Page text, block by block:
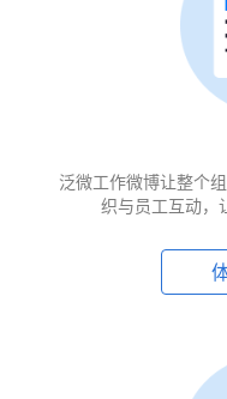
泛微工作微博让整个
织与员工互动，